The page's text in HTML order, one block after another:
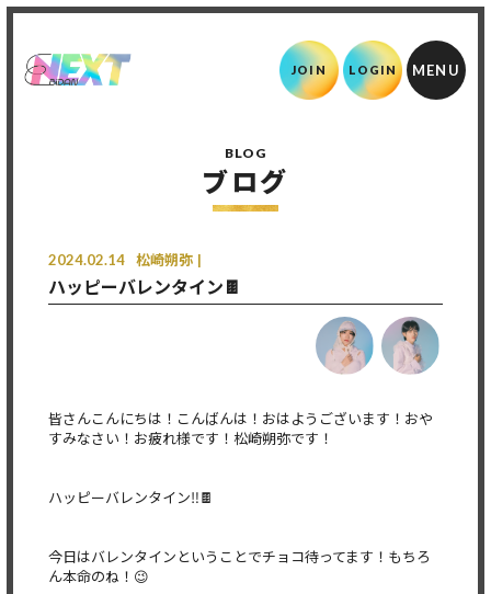
JOIN LOGIN
BLOG
ブログ
2024.02.14 松崎朔弥
ハッピーバレンタイン🍫
皆さんこんにちは！こんばんは！おはようございます！おや
すみなさい！お疲れ様です！松崎朔弥です！
ハッピーバレンタイン‼️🍫
今日はバレンタインということでチョコ待ってます！もちろ
ん本命のね！😉